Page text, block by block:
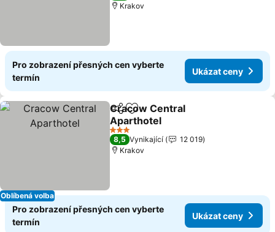
Krakov
Pro zobrazení přesných cen vyberte
termín
Ukázat ceny
Oblíbená volba
SdíletPřidat na seznam oblíbených
Cracow Central
Aparthotel
3 Počet hvězdiček
8,5 Vynikající
12 019
Krakov
Pro zobrazení přesných cen vyberte
termín
Ukázat ceny